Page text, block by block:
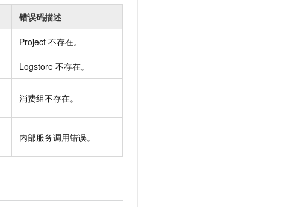
错误码描述
Project 不存在。
Logstore 不存在。
消费组不存在。
内部服务调用错误。